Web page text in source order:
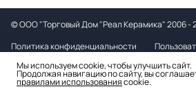
©ООО "Торговый Дом "Реал Керамика"2006 -
Политика конфиденциальности
Дизайн
и вёрстка
Мы используем cookie, чтобы улучшить сайт.
Продолжая навигацию по сайту, вы
правилами использованияcookie.